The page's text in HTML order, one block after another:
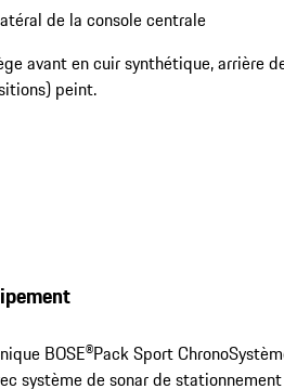
de la console centrale
avant en cuir synthétique, arrière
peint.
BOSE®Pack Sport Chrono
système de sonar de